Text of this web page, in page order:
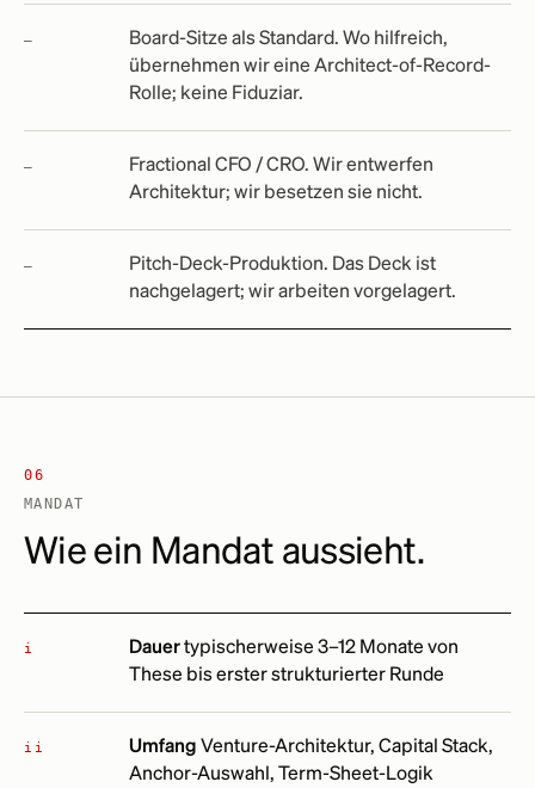
Board-Sitze als Standard. Wo hilfreich,
übernehmen wir eine Architect-of-Record-
Rolle; keine Fiduziar.
Fractional CFO / CRO. Wir entwerfen
Architektur; wir besetzen sie nicht.
Pitch-Deck-Produktion. Das Deck ist
nachgelagert; wir arbeiten vorgelagert.
06
MANDAT
Wie ein Mandat aussieht.
i Dauertypischerweise 3–12 Monate von
These bis erster strukturierter Runde
ii Umfang Venture-Architektur, Capital Stack,
Anchor-Auswahl, Term-Sheet-Logik